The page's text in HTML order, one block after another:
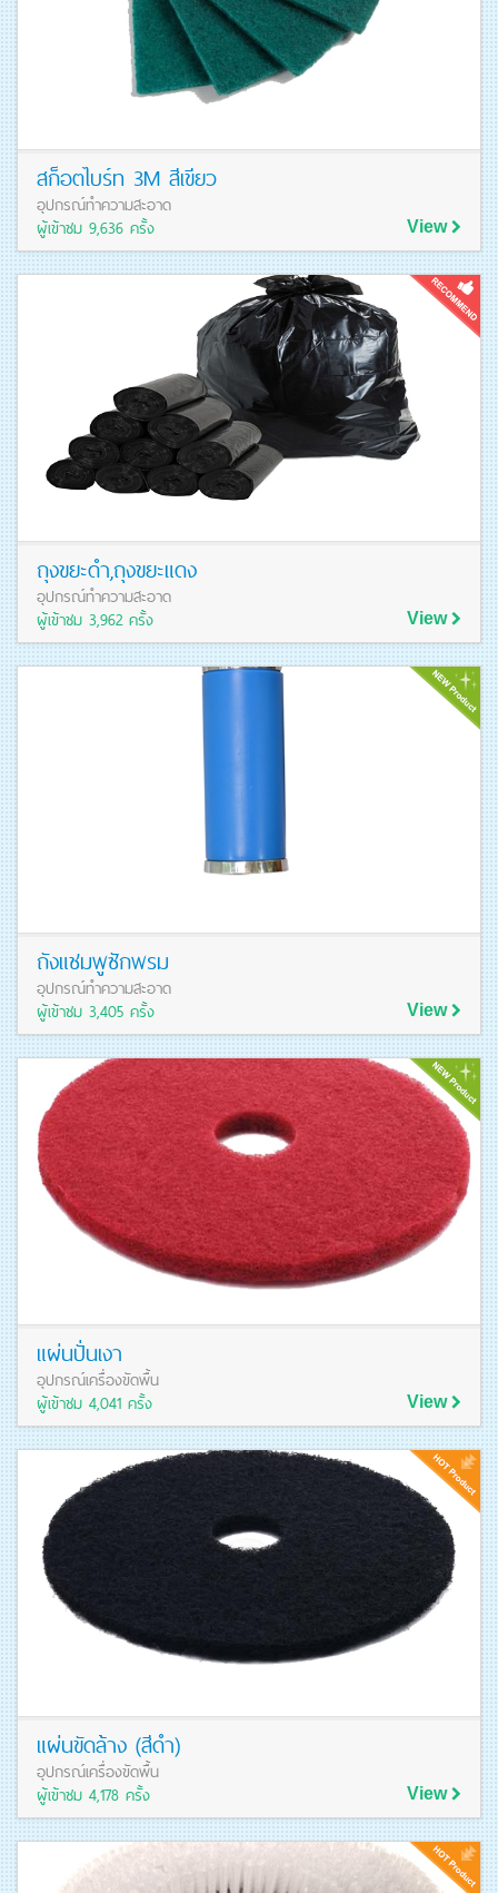
สก็อตไบร์ท 3M สีเขียว
อุปกรณ์ทำความสะอาด
ผู้เข้าชม 9,636 ครั้ง
View
ถุงขยะดำ,ถุงขยะแดง
อุปกรณ์ทำความสะอาด
ผู้เข้าชม 3,962 ครั้ง
View
ถังแชมพูซักพรม
อุปกรณ์ทำความสะอาด
ผู้เข้าชม 3,405 ครั้ง
View
แผ่นปั่นเงา
อุปกรณ์เครื่องขัดพื้น
ผู้เข้าชม 4,041 ครั้ง
View
แผ่นขัดล้าง (สีดำ)
อุปกรณ์เครื่องขัดพื้น
ผู้เข้าชม 4,178 ครั้ง
View